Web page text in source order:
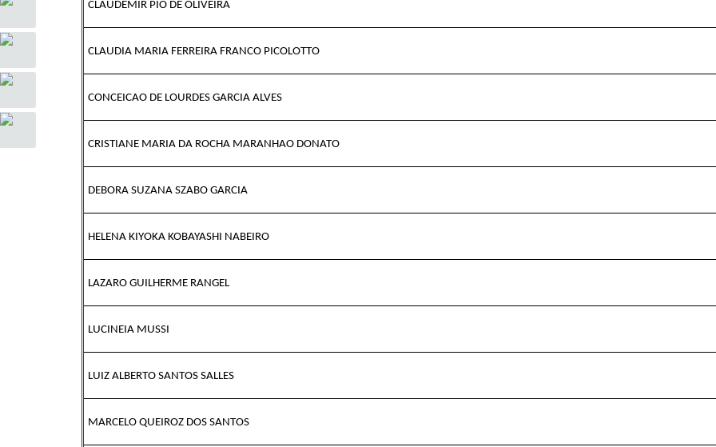
CLAUDEMIR PIO DE OLIVEIRA
CLAUDIA MARIA FERREIRA FRANCO PICOLOTTO
CONCEICAO DE LOURDES GARCIA ALVES
CRISTIANE MARIA DA ROCHA MARANHAO DONATO
DEBORA SUZANA SZABO GARCIA
HELENA KIYOKA KOBAYASHI NABEIRO
LAZARO GUILHERME RANGEL
LUCINEIA MUSSI
LUIZ ALBERTO SANTOS SALLES
MARCELO QUEIROZ DOS SANTOS